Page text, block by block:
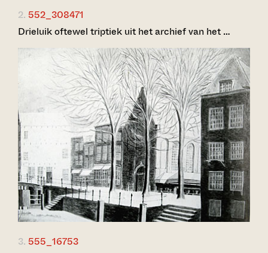
2. 552_308471
Drieluik oftewel triptiek uit het archief van het …
3. 555_16753